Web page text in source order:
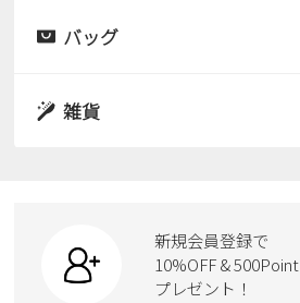
スニーカー
カジュアルシューズ
ワークシューズ
サンダル
ローファー
サンダル
スクール
バッグ
ボディバッグ
ハンドバッグ
雑貨
ケア用品
新規会員登録で
10%OFF & 500Point
プレゼント！